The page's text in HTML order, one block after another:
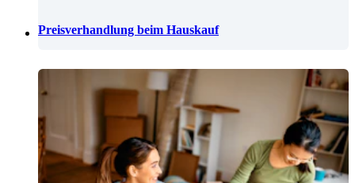
Preisverhandlung beim Hauskauf